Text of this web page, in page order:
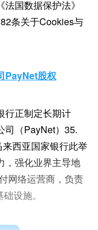
国数据保护法》
条关于Cookies与
PayNet股权
行正制定长期计
司（PayNet）35.
西亚国家银行此举
，强化业界主导地
网络运营商，负责
设施。